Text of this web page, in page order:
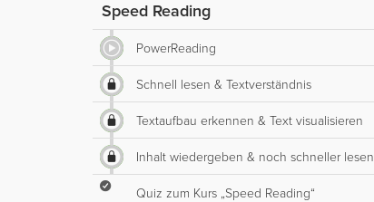
Speed Reading
PowerReading
Schnell lesen & Textverständnis
Textaufbau erkennen & Text visualisieren
Inhalt wiedergeben & noch schneller lesen
Quiz zum Kurs „Speed Reading“